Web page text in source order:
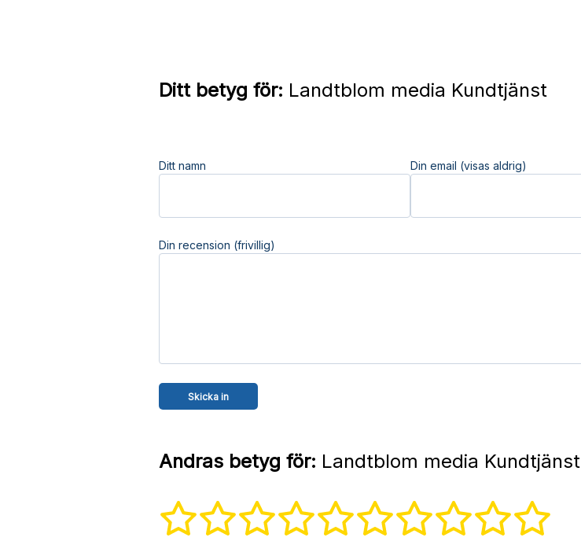
Ditt betyg för: Landtblom media Kundtjänst
Ditt namn Din email (visas aldrig)
Din recension (frivillig)
Andras betyg för: Landtblom media Kundtjänst